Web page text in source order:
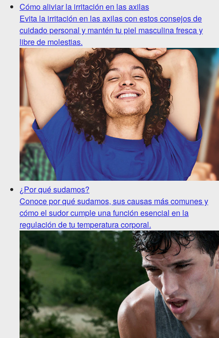
Cómo aliviar la irritación en las axilas
Evita la irritación en las axilas con estos consejos de
cuidado personal y mantén tu piel masculina fresca y
libre de molestias.
¿Por qué sudamos?
Conoce por qué sudamos, sus causas más comunes y
cómo el sudor cumple una función esencial en la
regulación de tu temperatura corporal.